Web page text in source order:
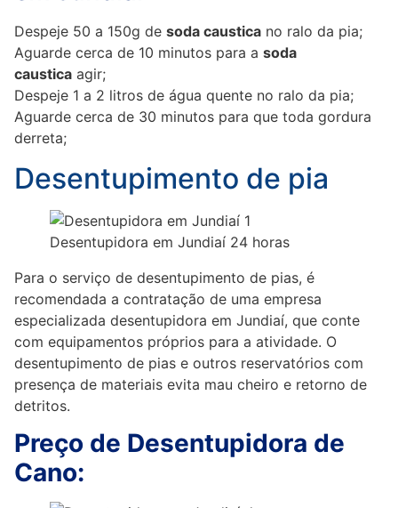
Despeje 50 a 150g de soda caustica no ralo da pia;
Aguarde cerca de 10 minutos para a soda
caustica agir;
Despeje 1 a 2 litros de água quente no ralo da pia;
Aguarde cerca de 30 minutos para que toda gordura
derreta;
Desentupimento de pia
Para o serviço de desentupimento de pias, é
recomendada a contratação de uma empresa
especializada desentupidora em Jundiaí, que conte
com equipamentos próprios para a atividade. O
desentupimento de pias e outros reservatórios com
presença de materiais evita mau cheiro e retorno de
detritos.
Preço de Desentupidora de
Cano: